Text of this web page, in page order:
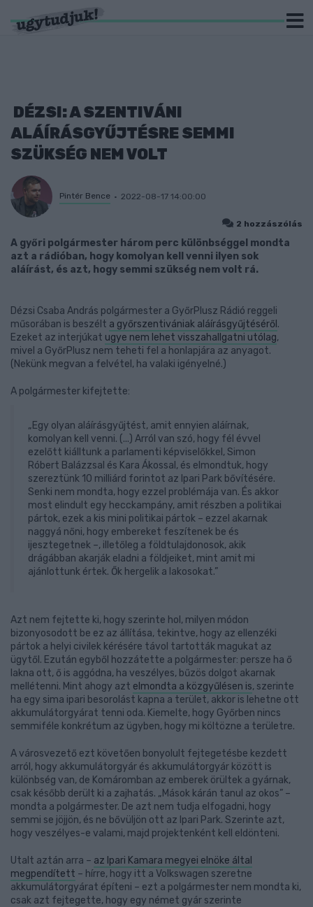
DÉZSI: A SZENTIVÁNI
ALÁÍRÁSGYŰJTÉSRE SEMMI
SZÜKSÉG NEM VOLT
Pintér Bence 2022-08-17 14:00:00
2 hozzászólás
A győri polgármester három perc különbséggel mondta
azt a rádióban, hogy komolyan kell venni ilyen sok
aláírást, és azt, hogy semmi szükség nem volt rá.
Dézsi Csaba András polgármester a GyőrPlusz Rádió reggeli
műsorában is beszélt a győrszentivániak aláírásgyűjtéséről .
Ezeket az interjúkat ugye nem lehet visszahallgatni utólag,
mivel a GyőrPlusz nem teheti fel a honlapjára az anyagot.
(Nekünk megvan a felvétel, ha valaki igényelné.)
A polgármester kifejtette:
„Egy olyan aláírásgyűjtést, amit ennyien aláírnak,
komolyan kell venni. (...) Arról van szó, hogy fél évvel
ezelőtt kiálltunk a parlamenti képviselőkkel, Simon
Róbert Balázzsal és Kara Ákossal, és elmondtuk, hogy
szereztünk 10 milliárd forintot az Ipari Park bővítésére.
Senki nem mondta, hogy ezzel problémája van. És akkor
most elindult egy hecckampány, amit részben a politikai
pártok, ezek a kis mini politikai pártok – ezzel akarnak
naggyá nőni, hogy embereket feszítenek be és
ijesztegetnek –, illetőleg a földtulajdonosok, akik
drágábban akarják eladni a földjeiket, mint amit mi
ajánlottunk értek. Ők hergelik a lakosokat.”
Azt nem fejtette ki, hogy szerinte hol, milyen módon
bizonyosodott be ez az állítása, tekintve, hogy az ellenzéki
pártok a helyi civilek kérésére távol tartották magukat az
ügytől. Ezután egyből hozzátette a polgármester: persze ha ő
lakna ott, ő is aggódna, ha veszélyes, bűzös dolgot akarnak
mellétenni. Mint ahogy azt elmondta a közgyűlésen is, szerinte
ha egy sima ipari besorolást kapna a terület, akkor is lehetne ott
akkumulátorgyárat tenni oda. Kiemelte, hogy Győrben nincs
semmiféle konkrétum az ügyben, hogy mi költözne a területre.
A városvezető ezt követően bonyolult fejtegetésbe kezdett
arról, hogy akkumulátorgyár és akkumulátorgyár között is
különbség van, de Komáromban az emberek örültek a gyárnak,
csak később derült ki a zajhatás. „Mások kárán tanul az okos” –
mondta a polgármester. De azt nem tudja elfogadni, hogy
semmi se jöjjön, és ne bővüljön ott az Ipari Park. Szerinte azt,
hogy veszélyes-e valami, majd projektenként kell eldönteni.
Utalt aztán arra – az Ipari Kamara megyei elnöke által
megpendített – hírre, hogy itt a Volkswagen szeretne
akkumulátorgyárat építeni – ezt a polgármester nem mondta ki,
csak azt fejtegette, hogy egy német gyár szerinte